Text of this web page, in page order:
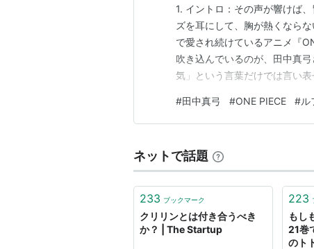
1. イントロ：その声が響けば
ズを耳にして、胸が熱くなら
で愛され続けているアニメ『
吹き込んでいるのが、田中真
気」という言葉だけでは言い
す。今日は、数々の伝説的キ
さんの魅力について、たっぷ
#田中真弓 #ONE PIECE #ル
ネットで話題
233 ブックマーク
クリリンとは付き合うべき
か？ | The Startup
223
もし
21巻
のト